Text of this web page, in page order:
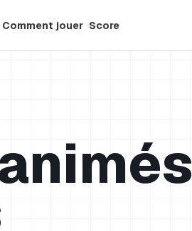
Comment jouer Score